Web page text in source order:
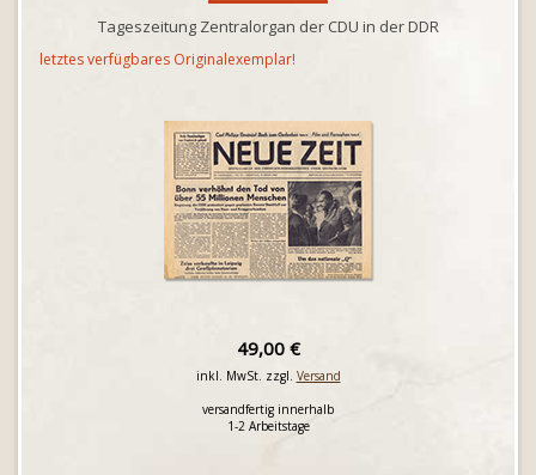
Tageszeitung Zentralorgan der CDU in der DDR
letztes verfügbares Originalexemplar!
49,00 €
inkl. MwSt. zzgl. Versand
versandfertig innerhalb
1-2 Arbeitstage